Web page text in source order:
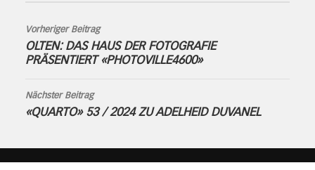
Vorheriger Beitrag
OLTEN: DAS HAUS DER FOTOGRAFIE
PRÄSENTIERT «PHOTOVILLE4600»
Nächster Beitrag
«QUARTO» 53 / 2024 ZU ADELHEID DUVANEL